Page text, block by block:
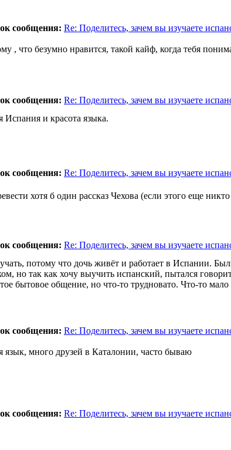
сообщения: Re: Поделитесь, зачем вы изучаете
, что безумно нравится, такой кайф, когда тебя
сообщения: Re: Поделитесь, зачем вы изучаете
Испания и красота языка.
сообщения: Re: Поделитесь, зачем вы изучаете
хотя б один рассказ Чехова (если этого еще
сообщения: Re: Поделитесь, зачем вы изучаете
потому что дочь живёт и работает в Испании.
но так как хочу выучить испанский, пытался
бытовое общение, но что-то трудновато. Что-то
сообщения: Re: Поделитесь, зачем вы изучаете
язык, много друзей в Каталонии, часто бываю
сообщения: Re: Поделитесь, зачем вы изучаете